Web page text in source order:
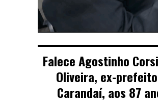
Falece Agostinho
Oliveira, ex-
Carandaí, aos 87